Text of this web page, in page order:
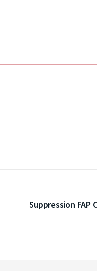
Suppression FAP